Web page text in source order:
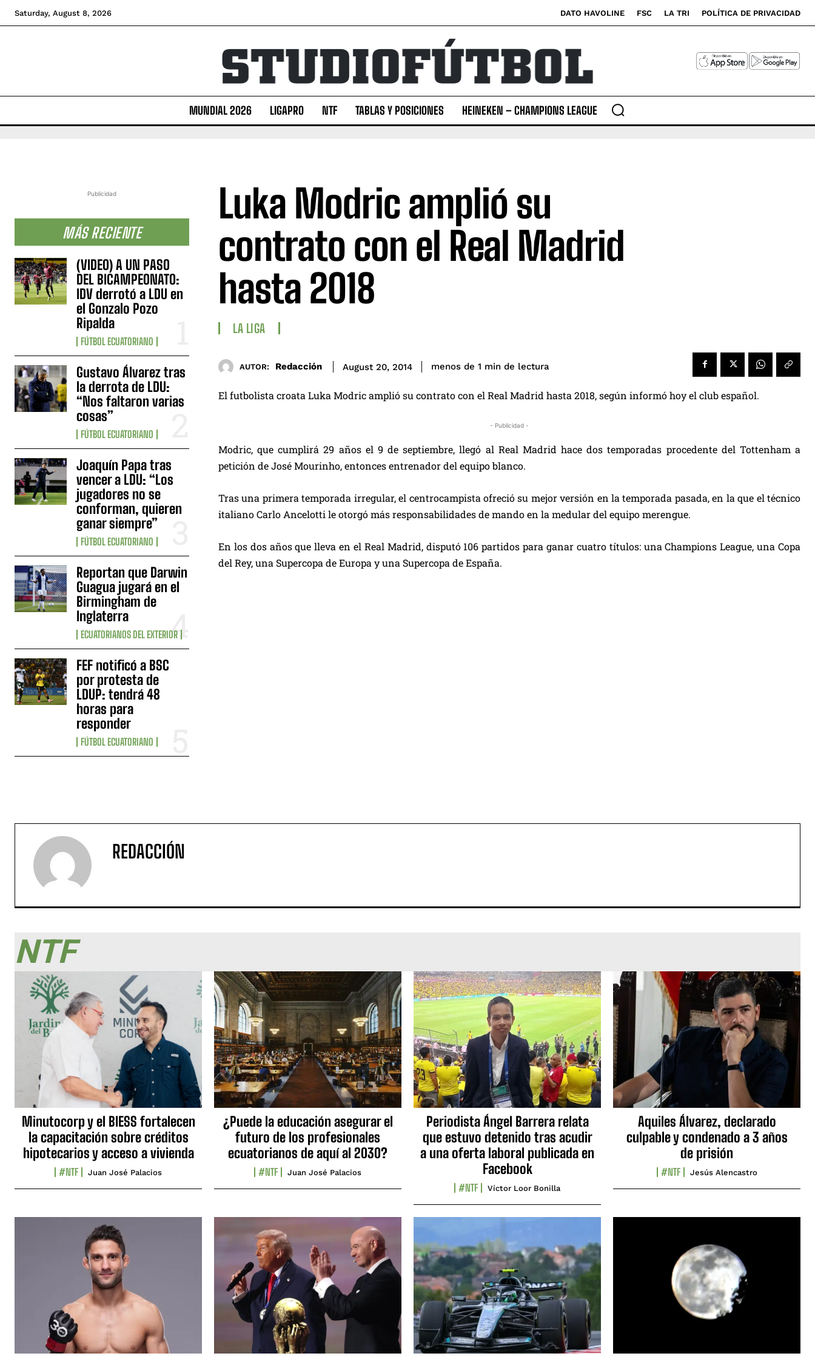
Saturday, August 8, 2026 DATO HAVOLINE FSC LA TRI POLÍTICA DE PRIVACIDAD
MUNDIAL 2026 LIGAPRO NTF TABLAS Y POSICIONES HEINEKEN – CHAMPIONS LEAGUE
Publicidad
MÁS RECIENTE
(VIDEO) A UN PASO
DEL BICAMPEONATO:
IDV derrotó a LDU en
el Gonzalo Pozo
Ripalda
FÚTBOL ECUATORIANO
Gustavo Álvarez tras
la derrota de LDU:
“Nos faltaron varias
cosas”
FÚTBOL ECUATORIANO
Joaquín Papa tras
vencer a LDU: “Los
jugadores no se
conforman, quieren
ganar siempre”
FÚTBOL ECUATORIANO
Reportan que Darwin
Guagua jugará en el
Birmingham de
Inglaterra
ECUATORIANOS DEL EXTERIOR
FEF notificó a BSC
por protesta de
LDUP: tendrá 48
horas para
responder
FÚTBOL ECUATORIANO
Luka Modric amplió su
contrato con el Real Madrid
hasta 2018
LA LIGA
AUTOR: Redacción August 20, 2014 menos de 1 min de lectura
El futbolista croata Luka Modric amplió su contrato con el Real Madrid hasta 2018, según informó hoy el club español.
- Publicidad -
Modric, que cumplirá 29 años el 9 de septiembre, llegó al Real Madrid hace dos temporadas procedente del Tottenham a
petición de José Mourinho, entonces entrenador del equipo blanco.
Tras una primera temporada irregular, el centrocampista ofreció su mejor versión en la temporada pasada, en la que el técnico
italiano Carlo Ancelotti le otorgó más responsabilidades de mando en la medular del equipo merengue.
En los dos años que lleva en el Real Madrid, disputó 106 partidos para ganar cuatro títulos: una Champions League, una Copa
del Rey, una Supercopa de Europa y una Supercopa de España.
REDACCIÓN
NTF
Minutocorp y el BIESS fortalecen
la capacitación sobre créditos
hipotecarios y acceso a vivienda
#NTF Juan José Palacios
¿Puede la educación asegurar el
futuro de los profesionales
ecuatorianos de aquí al 2030?
#NTF Juan José Palacios
Periodista Ángel Barrera relata
que estuvo detenido tras acudir
a una oferta laboral publicada en
Facebook
#NTF Víctor Loor Bonilla
Aquiles Álvarez, declarado
culpable y condenado a 3 años
de prisión
#NTF Jesús Alencastro